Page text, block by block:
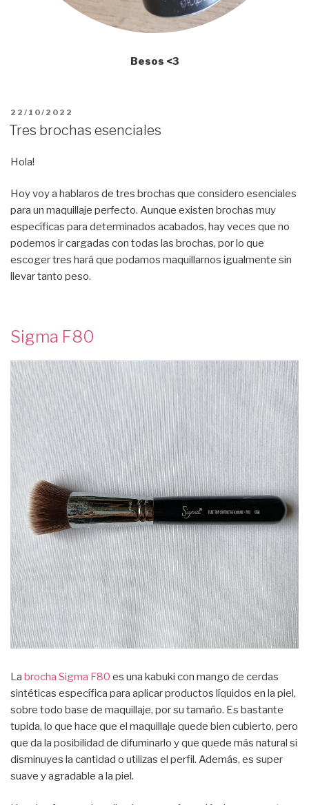
Besos <3
PUBLICADO
EL
22/10/2022
Tres brochas esenciales
Hola!
Hoy voy a hablaros de tres brochas que considero esenciales
para un maquillaje perfecto. Aunque existen brochas muy
específicas para determinados acabados, hay veces que no
podemos ir cargadas con todas las brochas, por lo que
escoger tres hará que podamos maquillarnos igualmente sin
llevar tanto peso.
Sigma F80
La brocha Sigma F80 es una kabuki con mango de cerdas
sintéticas específica para aplicar productos líquidos en la piel,
sobre todo base de maquillaje, por su tamaño. Es bastante
tupida, lo que hace que el maquillaje quede bien cubierto, pero
que da la posibilidad de difuminarlo y que quede más natural si
disminuyes la cantidad o utilizas el perfil. Además, es super
suave y agradable a la piel.